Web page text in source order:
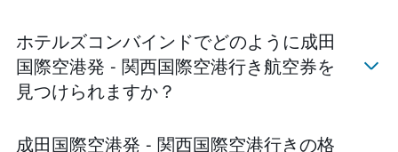
ホテルズコンバインドでどのように成田
国際空港発 - 関西国際空港​行き航空券を
見つけられますか？
成田国際空港発 - 関西国際空港行きの格